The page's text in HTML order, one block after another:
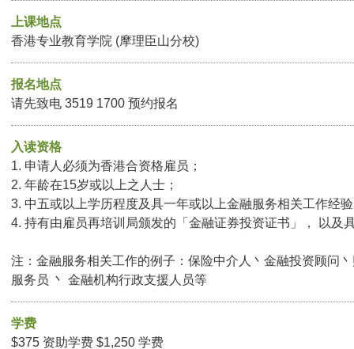
上课地点
香港专业教育学院 (摩理臣山分校)
报名地点
请先致电 3519 1700 预约报名
入读资格
1. 申请人必须为香港合资格雇员；
2. 年龄在15岁或以上之人士；
3. 中五或以上学历程度及具一年或以上金融服务相关工作经
4. 持有由雇员再培训局颁发的「金融证券投资证书」， 以及
注：金融服务相关工作的例子：保险中介人丶金融投资顾问
服务员 丶 金融机构行政支援人员等
学费
$375 资助学费 $1,250 学费